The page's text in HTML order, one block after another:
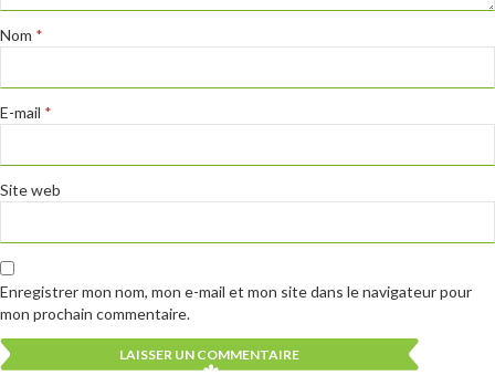
Nom *
E-mail *
Site web
Enregistrer mon nom, mon e-mail et mon site dans le navigateur pour
mon prochain commentaire.